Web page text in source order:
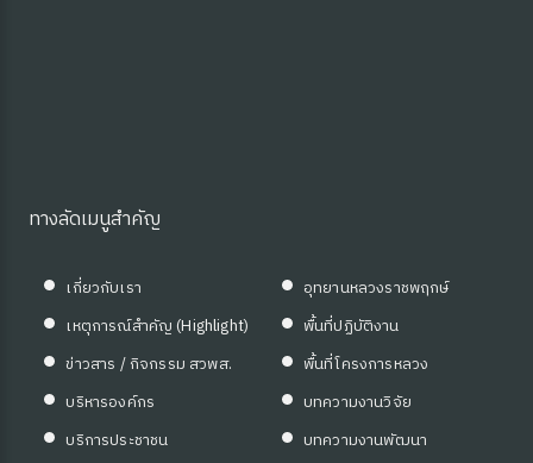
ทางลัดเมนูสำคัญ
เกี่ยวกับเรา
เหตุการณ์สำคัญ (Highlight)
ข่าวสาร / กิจกรรม สวพส.
บริหารองค์กร
บริการประชาชน
อุทยานหลวงราชพฤกษ์
พื้นที่ปฏิบัติงาน
พื้นที่โครงการหลวง
บทความงานวิจัย
บทความงานพัฒนา